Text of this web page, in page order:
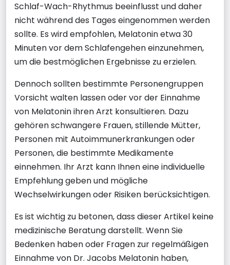
Schlaf-Wach-Rhythmus beeinflusst und daher
nicht während des Tages eingenommen werden
sollte. Es wird empfohlen, Melatonin etwa 30
Minuten vor dem Schlafengehen einzunehmen,
um die bestmöglichen Ergebnisse zu erzielen.
Dennoch sollten bestimmte Personengruppen
Vorsicht walten lassen oder vor der Einnahme
von Melatonin ihren Arzt konsultieren. Dazu
gehören schwangere Frauen, stillende Mütter,
Personen mit Autoimmunerkrankungen oder
Personen, die bestimmte Medikamente
einnehmen. Ihr Arzt kann Ihnen eine individuelle
Empfehlung geben und mögliche
Wechselwirkungen oder Risiken berücksichtigen.
Es ist wichtig zu betonen, dass dieser Artikel keine
medizinische Beratung darstellt. Wenn Sie
Bedenken haben oder Fragen zur regelmäßigen
Einnahme von Dr. Jacobs Melatonin haben,